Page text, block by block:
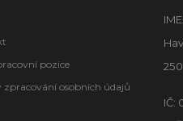
pozice
zpracování osobních údajů
IČ: